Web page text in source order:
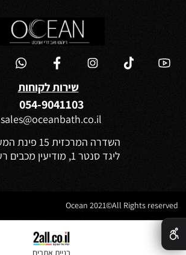
שירות לקוחות
054-9041103
sales@oceanbath.co.il
השדרה המרכזית 15 פינת המעיין 30
ליגד סנטר 1, מודיעין מכבים רעות
בניית אתרים